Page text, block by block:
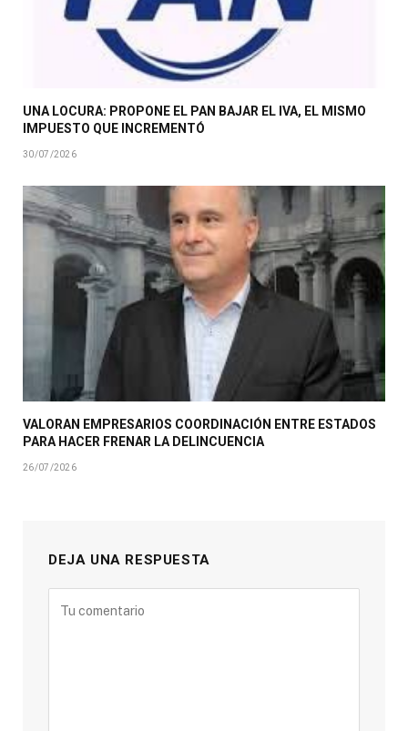
UNA LOCURA: PROPONE EL PAN BAJAR EL IVA, EL MISMO
IMPUESTO QUE INCREMENTÓ
30/07/2026
VALORAN EMPRESARIOS COORDINACIÓN ENTRE ESTADOS
PARA HACER FRENAR LA DELINCUENCIA
26/07/2026
DEJA UNA RESPUESTA